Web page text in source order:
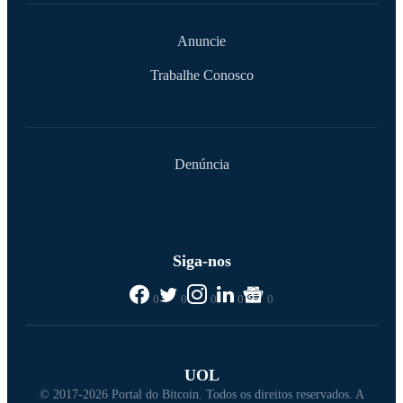
Anuncie
Trabalhe Conosco
Denúncia
Siga-nos
0 0 0 0 0
UOL
© 2017-2026 Portal do Bitcoin. Todos os direitos reservados. A